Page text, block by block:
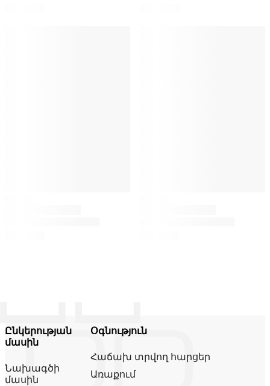
Ընկերության
մասին
Նախագծի
մասին
Օգնություն
Հաճախ տրվող հարցեր
Առաքում